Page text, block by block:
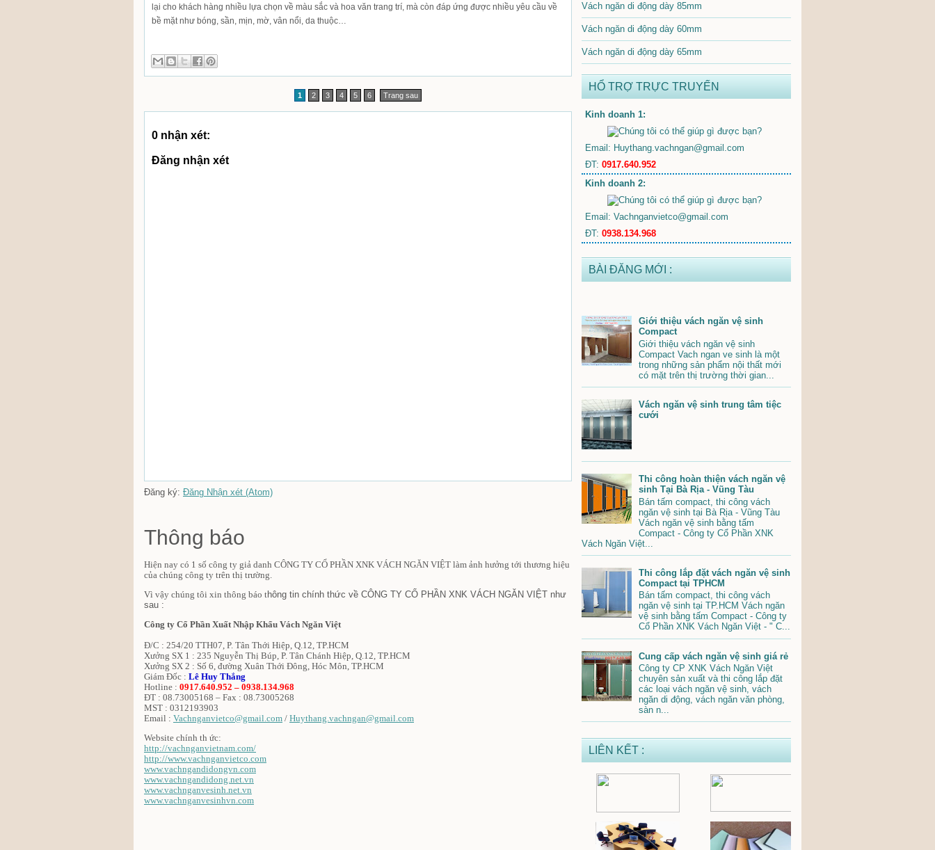
lại cho khách hàng nhiều lựa chọn về màu sắc và hoa văn trang trí, mà còn đáp ứng được nhiều yêu cầu về
bề mặt như bóng, sần, mịn, mờ, vân nổi, da thuộc…
1 2 3 4 5 6 Trang sau
0 nhận xét:
Đăng nhận xét
Đăng ký: Đăng Nhận xét (Atom)
Thông báo
Hiện nay có 1 số công ty giả danh CÔNG TY CỔ PHẦN XNK VÁCH NGĂN VIỆT làm ảnh hưởng tới thương hiệu
của chúng công ty trên thị trường.
Vì vậy chúng tôi xin thông báo thông tin chính thức về CÔNG TY CỔ PHẦN XNK VÁCH NGĂN VIỆT như
sau :
Công ty Cổ Phần Xuất Nhập Khẩu Vách Ngăn Việt
Đ/C : 254/20 TTH07, P. Tân Thới Hiệp, Q.12, TP.HCM
Xưởng SX 1 : 235 Nguyễn Thị Búp, P. Tân Chánh Hiệp, Q.12, TP.HCM
Xưởng SX 2 : Số 6, đường Xuân Thới Đông, Hóc Môn, TP.HCM
Giám Đốc : Lê Huy Thắng
Hotline : 0917.640.952 – 0938.134.968
ĐT : 08.73005168 – Fax : 08.73005268
MST : 0312193903
Email : Vachnganvietco@gmail.com / Huythang.vachngan@gmail.com
Website chính th ức:
http://vachnganvietnam.com/
http://www.vachnganvietco.com
www.vachngandidongvn.com
www.vachngandidong.net.vn
www.vachnganvesinh.net.vn
www.vachnganvesinhvn.com
Vách ngăn di động dày 85mm
Vách ngăn di động dày 60mm
Vách ngăn di động dày 65mm
HỔ TRỢ TRỰC TRUYẾN
Kinh doanh 1:
Email: Huythang.vachngan@gmail.com
ĐT: 0917.640.952
Kinh doanh 2:
Email: Vachnganvietco@gmail.com
ĐT: 0938.134.968
BÀI ĐĂNG MỚI :
Giới thiệu vách ngăn vệ sinh
Compact
Giới thiệu vách ngăn vệ sinh
Compact Vach ngan ve sinh là một
trong những sản phẩm nội thất mới
có mặt trên thị trường thời gian...
Vách ngăn vệ sinh trung tâm tiệc
cưới
Thi công hoàn thiện vách ngăn vệ
sinh Tại Bà Rịa - Vũng Tàu
Bán tấm compact, thi công vách
ngăn vệ sinh tại Bà Rịa - Vũng Tàu
Vách ngăn vệ sinh bằng tấm
Compact - Công ty Cổ Phần XNK
Vách Ngăn Việt...
Thi công lắp đặt vách ngăn vệ sinh
Compact tại TPHCM
Bán tấm compact, thi công vách
ngăn vệ sinh tại TP.HCM Vách ngăn
vệ sinh bằng tấm Compact - Công ty
Cổ Phần XNK Vách Ngăn Việt - " C...
Cung cấp vách ngăn vệ sinh giá rẻ
Công ty CP XNK Vách Ngăn Việt
chuyên sản xuất và thi công lắp đặt
các loại vách ngăn vệ sinh, vách
ngăn di động, vách ngăn văn phòng,
sàn n...
LIÊN KẾT :